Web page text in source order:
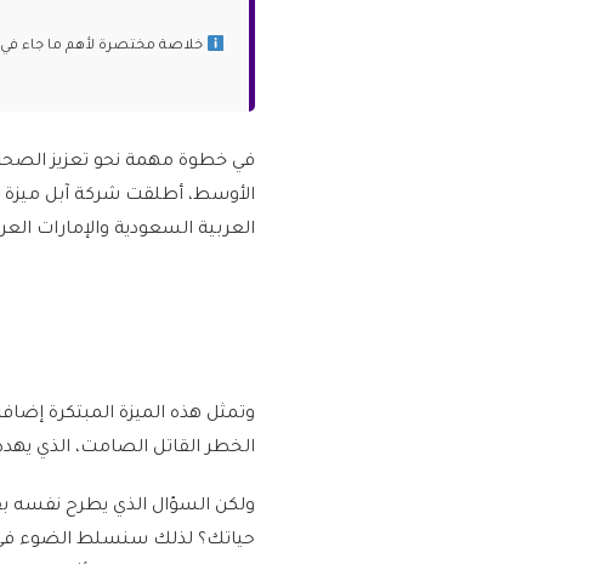
خلاصة مختصرة لأهم ما جاء في
في خطوة مهمة نحو تعزيز
الأوسط، أطلقت شركة آبل
العربية السعودية والإمارات
وتمثل هذه الميزة المبتكرة
الخطر القاتل الصامت، الذي يهدد
ولكن السؤال الذي يطرح نفسه
حياتك؟ لذلك سنسلط الضوء في